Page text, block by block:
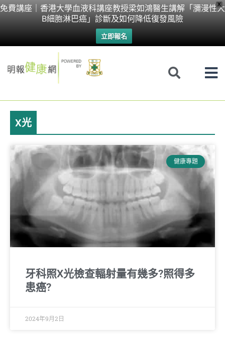
X
免費講座｜香港大學血液科講座教授梁如鴻醫生講解「瀰漫性大
B細胞淋巴癌」診斷及如何降低復發風險
立即報名
Skip
X光
健康專題
牙科照X光檢查輻射量有幾多?照得多
患癌?
2024年9月2日